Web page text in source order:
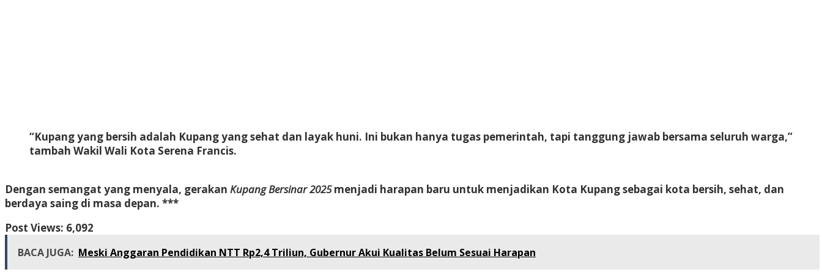
“Kupang yang bersih adalah Kupang yang sehat dan layak huni. Ini bukan hanya tugas pemerintah, tapi tanggung jawab bersama seluruh warga,”
tambah Wakil Wali Kota Serena Francis.
Dengan semangat yang menyala, gerakan Kupang Bersinar 2025menjadi harapan baru untuk menjadikan Kota Kupang sebagai kota bersih, sehat, dan
berdaya saing di masa depan. ***
Post Views: 6,092
BACA JUGA: Meski Anggaran Pendidikan NTT Rp2,4 Triliun, Gubernur Akui Kualitas Belum Sesuai Harapan